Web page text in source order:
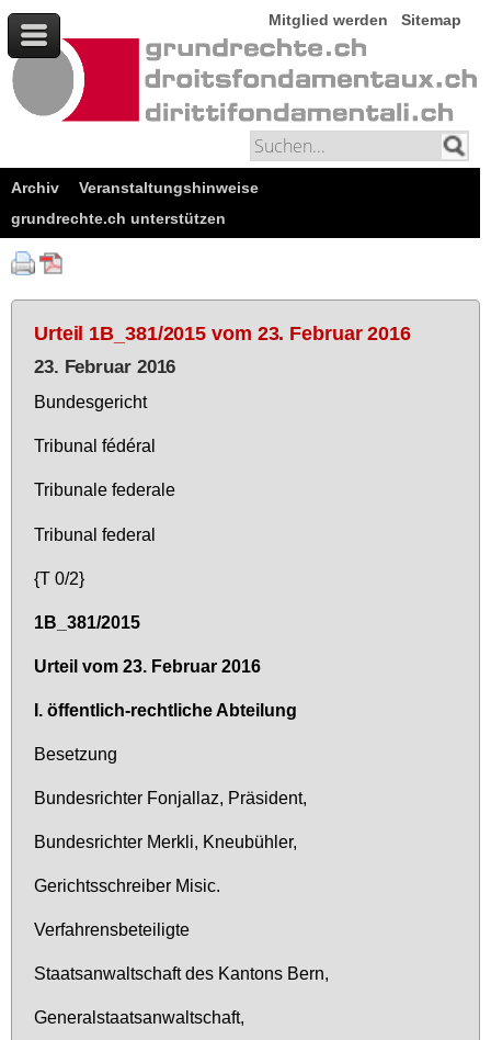
Mitglied werden Sitemap
Archiv
Veranstaltungshinweise
grundrechte.ch unterstützen
Urteil 1B_381/2015 vom 23. Februar 2016
23. Februar 2016
Bun­des­ge­richt
Tri­bu­nal fédéral
Tri­bu­na­le fe­dera­le
Tri­bu­nal fe­deral
{T 0/2}
1B_381/2015
Ur­teil vom 23. Fe­bru­ar 2016
I. öf­fent­lich-recht­li­che Ab­tei­lung
Be­set­zung
Bun­des­rich­ter Fon­jal­laz, Prä­si­dent,
Bun­des­rich­ter Mer­k­li, Kneu­büh­ler,
Ge­richts­schrei­ber Mi­sic.
Ver­fah­rens­be­tei­lig­te
Staats­an­walt­schaft des Kan­tons Bern,
Ge­ne­ral­staats­an­walt­schaft,